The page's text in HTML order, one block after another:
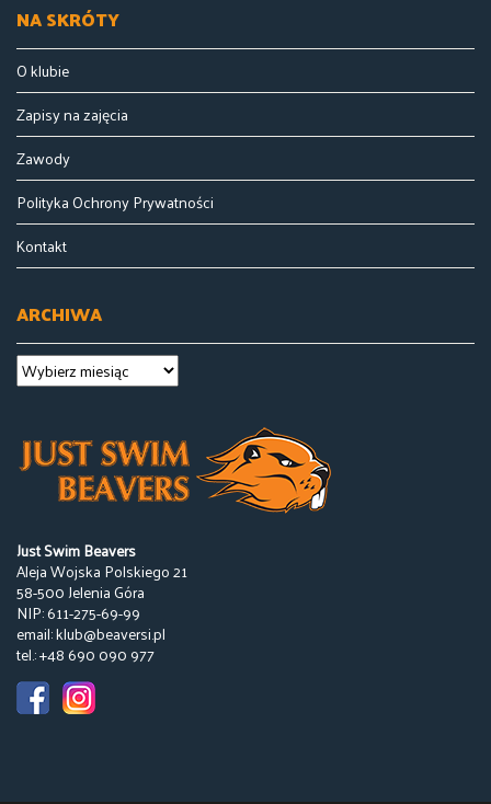
NA SKRÓTY
O klubie
Zapisy na zajęcia
Zawody
Polityka Ochrony Prywatności
Kontakt
ARCHIWA
Just Swim Beavers
Aleja Wojska Polskiego 21
58-500 Jelenia Góra
NIP: 611-275-69-99
email: klub@beaversi.pl
tel.: +48 690 090 977